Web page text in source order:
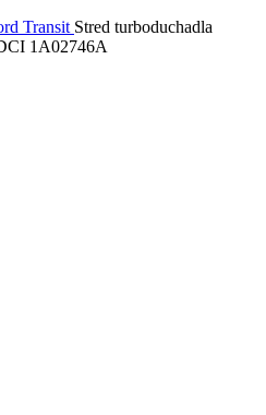
Transit Stred turboduchadla
1A02746A